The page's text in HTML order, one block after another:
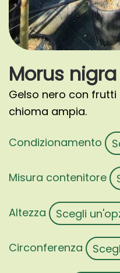
Morus nigra
Gelso nero con
chioma ampia.
Condizionamento
Misura contenitore
Altezza
Circonferenza